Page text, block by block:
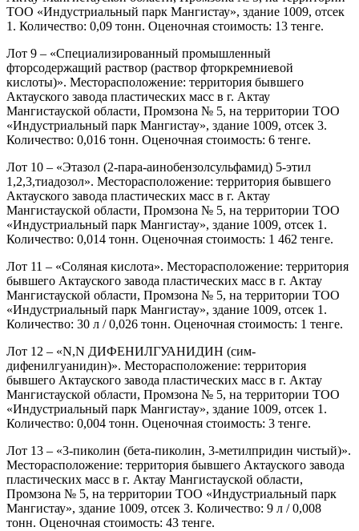
ТОО «Индустриальный парк Мангистау», здание 1009, отсек
1. Количество: 0,09 тонн. Оценочная стоимость: 13 тенге.
Лот 9 – «Специализированный промышленный
фторсодержащий раствор (раствор фторкремниевой
кислоты)». Месторасположение: территория бывшего
Актауского завода пластических масс в г. Актау
Мангистауской области, Промзона № 5, на территории ТОО
«Индустриальный парк Мангистау», здание 1009, отсек 3.
Количество: 0,016 тонн. Оценочная стоимость: 6 тенге.
Лот 10 – «Этазол (2-пара-аинобензолсульфамид) 5-этил
1,2,3,тиадозол». Месторасположение: территория бывшего
Актауского завода пластических масс в г. Актау
Мангистауской области, Промзона № 5, на территории ТОО
«Индустриальный парк Мангистау», здание 1009, отсек 1.
Количество: 0,014 тонн. Оценочная стоимость: 1 462 тенге.
Лот 11 – «Соляная кислота». Месторасположение: территория
бывшего Актауского завода пластических масс в г. Актау
Мангистауской области, Промзона № 5, на территории ТОО
«Индустриальный парк Мангистау», здание 1009, отсек 1.
Количество: 30 л / 0,026 тонн. Оценочная стоимость: 1 тенге.
Лот 12 – «N,N ДИФЕНИЛГУАНИДИН (сим-
дифенилгуанидин)». Месторасположение: территория
бывшего Актауского завода пластических масс в г. Актау
Мангистауской области, Промзона № 5, на территории ТОО
«Индустриальный парк Мангистау», здание 1009, отсек 1.
Количество: 0,004 тонн. Оценочная стоимость: 3 тенге.
Лот 13 – «3-пиколин (бета-пиколин, 3-метилпридин чистый)».
Месторасположение: территория бывшего Актауского завода
пластических масс в г. Актау Мангистауской области,
Промзона № 5, на территории ТОО «Индустриальный парк
Мангистау», здание 1009, отсек 3. Количество: 9 л / 0,008
тонн. Оценочная стоимость: 43 тенге.